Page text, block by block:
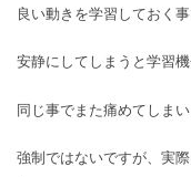
良い動きを学習しておく
安静にしてしまうと学習
同じ事でまた痛めてしまい
強制ではないですが、実